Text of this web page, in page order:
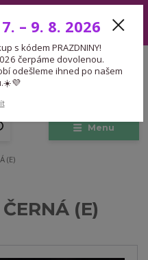
přijaté v tomto období
návratu.☀️💜
Menu
CZK
(E)
(E)
– 9. 8. 2026
s kódem PRAZDNINY!
čerpáme dovolenou.
odešleme ihned po našem